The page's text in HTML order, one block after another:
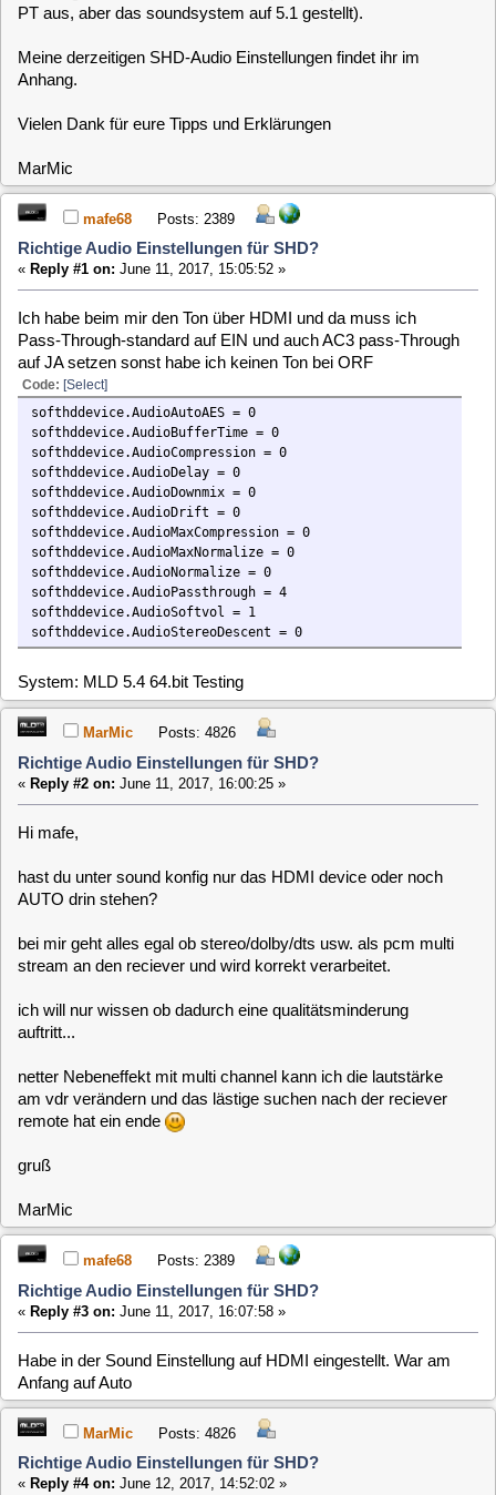
mafe68 Posts: 2389
«Reply #1 on:June 11, 2017, 15:05:52 »
Pass-Through-standard auf EIN und auch AC3 pass-Through
auf JA setzen sonst habe ich keinen Ton bei ORF
softhddevice.AudioBufferTime = 0
softhddevice.AudioCompression = 0
softhddevice.AudioDownmix = 0
softhddevice.AudioDrift = 0
softhddevice.AudioMaxCompression = 0
softhddevice.AudioNormalize = 0
softhddevice.AudioSoftvol = 1
softhddevice.AudioStereoDescent = 0
System: MLD 5.4 64.bit Testing
MarMic Posts: 4826
Richtige Audio Einstellungen für SHD?
Reply #2 on:June 11, 2017, 16:00:25 »
Hi mafe,
hast du unter sound konfig nur das HDMI device oder noch
AUTO drin stehen?
bei mir geht alles egal ob stereo/dolby/dts usw. als pcm multi
stream an den reciever und wird korrekt verarbeitet.
ich will nur wissen ob dadurch eine qualitätsminderung
auftritt...
netter Nebeneffekt mit multi channel kann ich die lautstärke
remote hat ein ende
gruß
MarMic
mafe68 Posts: 2389
Richtige Audio Einstellungen für SHD?
Habe in der Sound Einstellung auf HDMI eingestellt. War am
«Reply #4 on:June 12, 2017, 14:52:02 »
Also ich habe nun noch etwas geforscht.
kann (wohl derzeit) über HDMI 7.1 Channels übertragen .
Bei SPDIF sind maximal 2 Channel PCM möglich.
Deswegen sind da auch die verlustbehaftetet formate wie DD
oder DTS vorzuziehen, da man somit immerhin alle
Tonspuren hat.
Also meine Schlußfolgerung ist: PCM nutzen wenn möglich.
Nun senden die sender aber in komprimierten Formaten z.B.
DD5.1/2.0.
Die Frage die sich mir nun stellt:
a) dekomprimiert SHD die komprimierten ormate um dann
PCM5.1 an den reciever zu senden (so sieht es für mich
aus)
erledigen zu lassen, weil die Bausteine darin "besser" (steht
extra in Anführungszeichen) sind?